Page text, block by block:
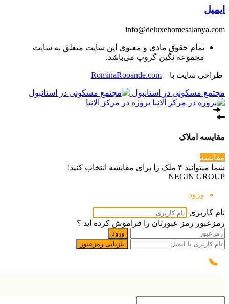
ایمیل
info@deluxehomesalanya.com
تمام حقوق مادی و معنوی این سایت متعلق به سایت
مجموعه نگین گروپ می‌باشد.
طراحی سایت با RominaRooande.com
مجتمع مسکونی در استانبول
پروژه در مرکز آلانیا
مقایسه املاک
مقایسه
شما میتوانید ۴ ملک را برای مقایسه انتخاب کنید!
NEGIN GROUP
ورود
نام کاربری
رمزعبور رمز عبورتان را فراموش کرده اید ؟
ورود
بازیابی رمزعبور